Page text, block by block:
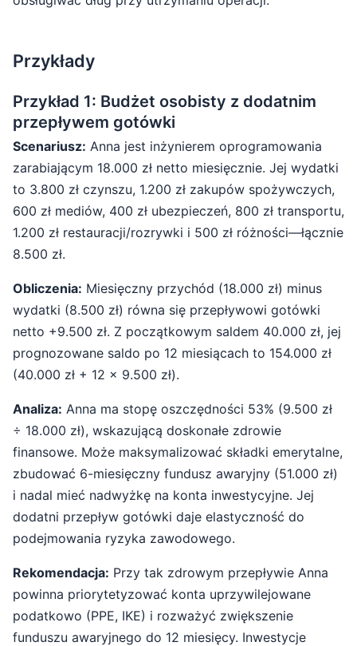
Przykłady
Przykład 1: Budżet osobisty z dodatnim
przepływem gotówki
Scenariusz: Anna jest inżynierem oprogramowania
zarabiającym 18.000 zł netto miesięcznie. Jej wydatki
to 3.800 zł czynszu, 1.200 zł zakupów spożywczych,
600 zł mediów, 400 zł ubezpieczeń, 800 zł transportu,
1.200 zł restauracji/rozrywki i 500 zł różności—łącznie
8.500 zł.
Obliczenia: Miesięczny przychód (18.000 zł) minus
wydatki (8.500 zł) równa się przepływowi gotówki
netto +9.500 zł. Z początkowym saldem 40.000 zł, jej
prognozowane saldo po 12 miesiącach to 154.000 zł
(40.000 zł + 12 × 9.500 zł).
Analiza: Anna ma stopę oszczędności 53% (9.500 zł
÷ 18.000 zł), wskazującą doskonałe zdrowie
finansowe. Może maksymalizować składki emerytalne,
zbudować 6-miesięczny fundusz awaryjny (51.000 zł)
i nadal mieć nadwyżkę na konta inwestycyjne. Jej
dodatni przepływ gotówki daje elastyczność do
podejmowania ryzyka zawodowego.
Rekomendacja: Przy tak zdrowym przepływie Anna
powinna priorytetyzować konta uprzywilejowane
podatkowo (PPE, IKE) i rozważyć zwiększenie
funduszu awaryjnego do 12 miesięcy. Inwestycje